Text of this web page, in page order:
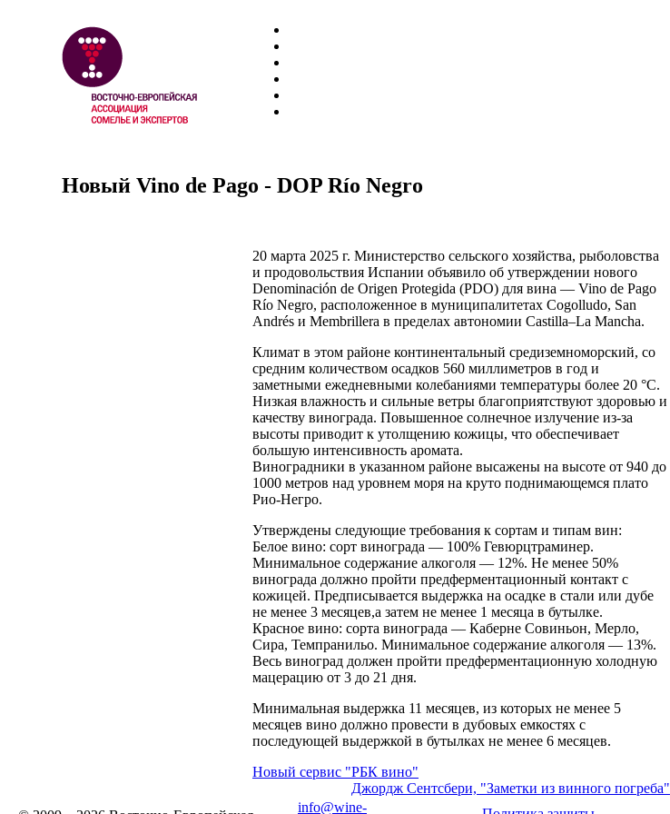
Новый Vino de Pago - DOP Río Negro
20 марта 2025 г. Министерство сельского хозяйства, рыболовства
и продовольствия Испании объявило об утверждении нового
Denominación de Origen Protegida (PDO) для вина — Vino de Pago
Río Negro, расположенное в муниципалитетах Cogolludo, San
Andrés и Membrillera в пределах автономии Castilla–La Mancha.
Климат в этом районе континентальный средиземноморский, со
средним количеством осадков 560 миллиметров в год и
заметными ежедневными колебаниями температуры более 20 °C.
Низкая влажность и сильные ветры благоприятствуют здоровью и
качеству винограда. Повышенное солнечное излучение из-за
высоты приводит к утолщению кожицы, что обеспечивает
большую интенсивность аромата.
Виноградники в указанном районе высажены на высоте от 940 до
1000 метров над уровнем моря на круто поднимающемся плато
Рио-Негро.
Утверждены следующие требования к сортам и типам вин:
Белое вино: сорт винограда — 100% Гевюрцтраминер.
Минимальное содержание алкоголя — 12%. Не менее 50%
винограда должно пройти предферментационный контакт с
кожицей. Предписывается выдержка на осадке в стали или дубе
не менее 3 месяцев,а затем не менее 1 месяца в бутылке.
Красное вино: сорта винограда — Каберне Совиньон, Мерло,
Сира, Темпранильо. Минимальное содержание алкоголя — 13%.
Весь виноград должен пройти предферментационную холодную
мацерацию от 3 до 21 дня.
Минимальная выдержка 11 месяцев, из которых не менее 5
месяцев вино должно провести в дубовых емкостях с
последующей выдержкой в бутылках не менее 6 месяцев.
Новый сервис "РБК вино"
Джордж Сентсбери, "Заметки из винного погреба"
info@wine-